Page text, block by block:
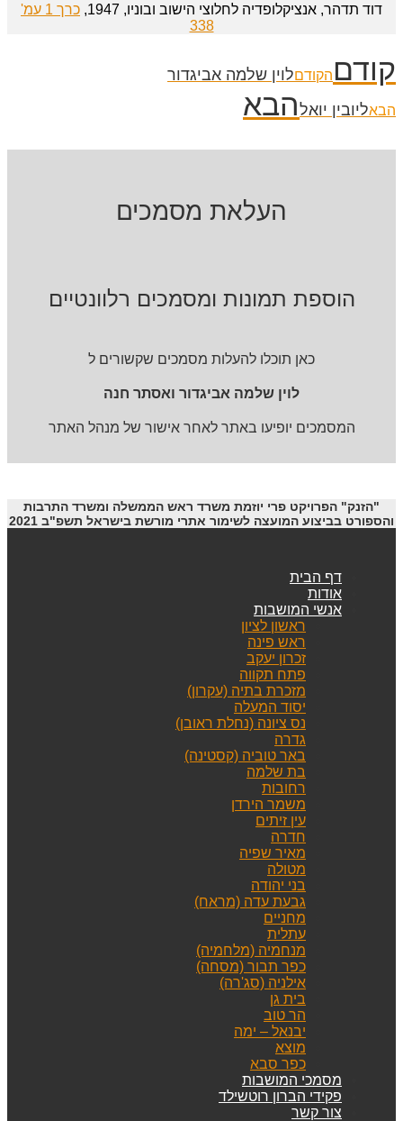
דוד תדהר, אנציקלופדיה לחלוצי הישוב ובוניו, 1947,
כרך 1 עמ'
338
קודם הקודםלוין שלמה אביגדור
הבאליובין יואלהבא
העלאת מסמכים
הוספת תמונות ומסמכים רלוונטיים
כאן תוכלו להעלות מסמכים שקשורים ל
לוין שלמה אביגדור ואסתר חנה
המסמכים יופיעו באתר לאחר אישור של מנהל האתר
"הזנק" הפרויקט פרי יוזמת משרד ראש הממשלה ומשרד התרבות
והספורט בביצוע המועצה לשימור אתרי מורשת בישראל תשפ"ב 2021
דף הבית
אודות
אנשי המושבות
ראשון לציון
ראש פינה
זכרון יעקב
פתח תקווה
מזכרת בתיה (עקרון)
יסוד המעלה
נס ציונה (נחלת ראובן)
גדרה
באר טוביה (קסטינה)
בת שלמה
רחובות
משמר הירדן
עין זיתים
חדרה
מאיר שפיה
מטולה
בני יהודה
גבעת עדה (מראח)
מחניים
עתלית
מנחמיה (מלחמיה)
כפר תבור (מסחה)
אילניה (סג'רה)
בית גן
הר טוב
יבנאל – ימה
מוצא
כפר סבא
מסמכי המושבות
פקידי הברון רוטשילד
צור קשר